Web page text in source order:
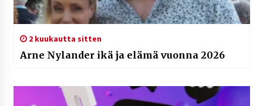
2 kuukautta sitten
Arne Nylander ikä ja elämä vuonna 2026